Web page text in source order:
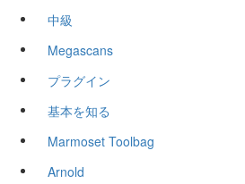
中級
Megascans
プラグイン
基本を知る
Marmoset Toolbag
Arnold